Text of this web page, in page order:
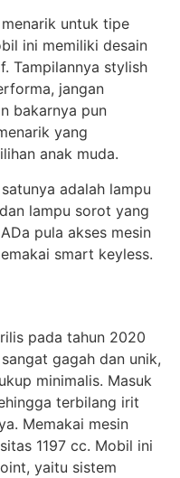
untuk tipe
ini memiliki desain
Tampilannya stylish
jangan
bakarnya pun
yang
anak muda.
adalah lampu
lampu sorot yang
pula akses mesin
smart keyless.
pada tahun 2020
gagah dan unik,
minimalis. Masuk
terbilang irit
Memakai mesin
1197 cc. Mobil ini
yaitu sistem